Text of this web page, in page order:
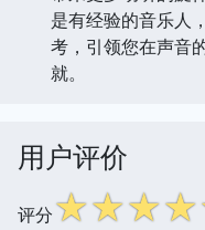
是有经验的音乐人
考，引领您在声音
就。
用户评价
评分☆☆☆☆